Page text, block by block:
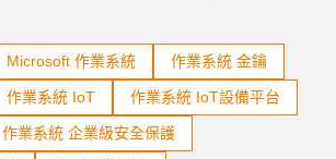
Microsoft 作業系統 作業系統 金鑰
作業系統 IoT 作業系統 IoT設備平台
作業系統 企業級安全保護